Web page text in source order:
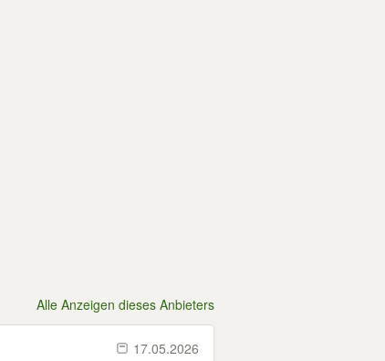
Alle Anzeigen dieses Anbieters
17.05.2026